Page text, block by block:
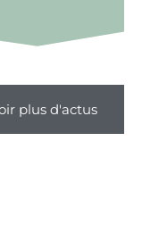
plus d'actus